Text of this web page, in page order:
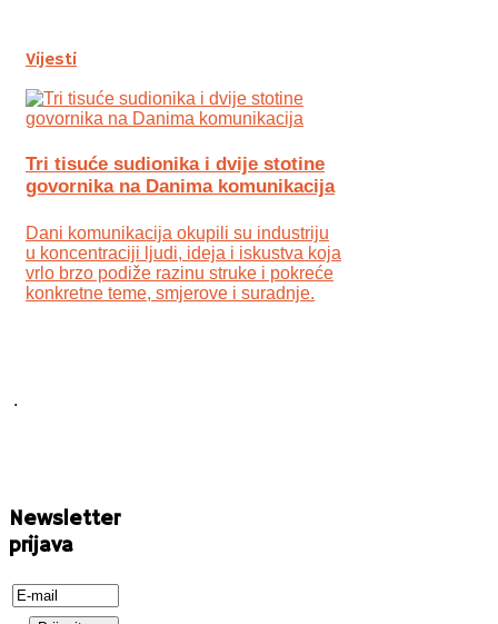
Vijesti
Tri tisuće sudionika i dvije stotine
govornika na Danima komunikacija
Dani komunikacija okupili su industriju
u koncentraciji ljudi, ideja i iskustva koja
vrlo brzo podiže razinu struke i pokreće
konkretne teme, smjerove i suradnje.
.
Newsletter
prijava